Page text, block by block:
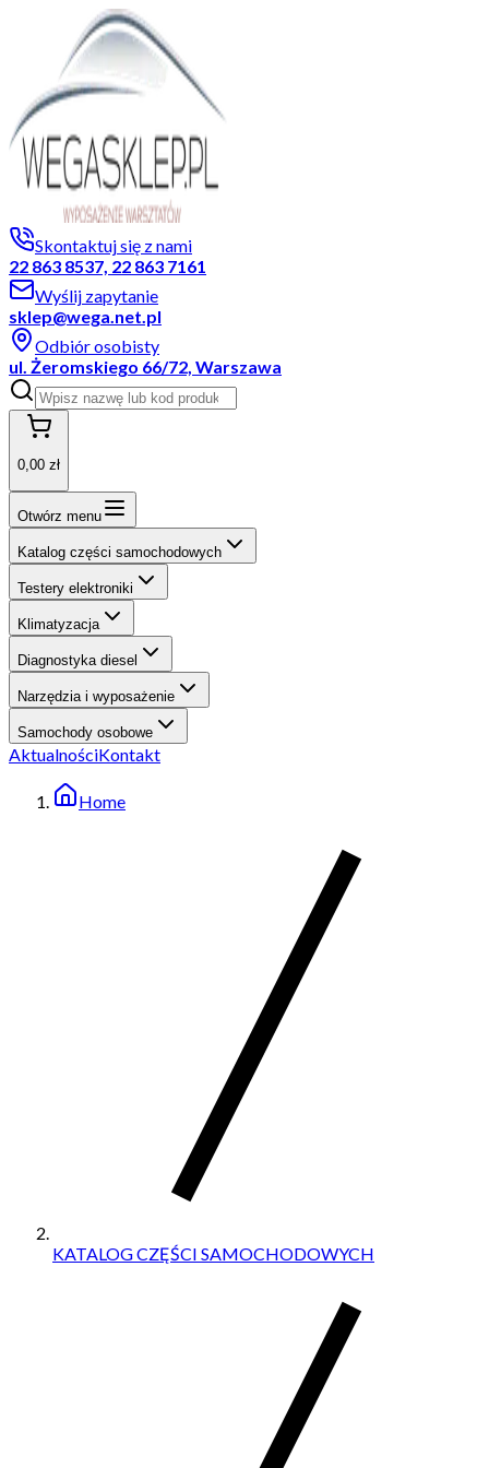
Skontaktuj się z nami
22 863 8537, 22 863 7161
Wyślij zapytanie
sklep@wega.net.pl
Odbiór osobisty
ul. Żeromskiego 66/72, Warszawa
0,00 zł
Otwórz menu
Katalog części samochodowych
Testery elektroniki
Klimatyzacja
Diagnostyka diesel
Narzędzia i wyposażenie
Samochody osobowe
AktualnościKontakt
Home
KATALOG CZĘŚCI SAMOCHODOWYCH